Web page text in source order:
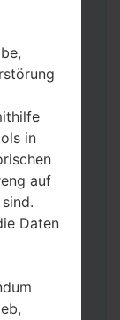
in
auf
Daten